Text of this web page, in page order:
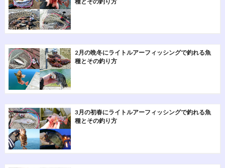
2月の晩冬にライトルアーフィッシングで釣れる魚
種とその釣り方
3月の初春にライトルアーフィッシングで釣れる魚
種とその釣り方